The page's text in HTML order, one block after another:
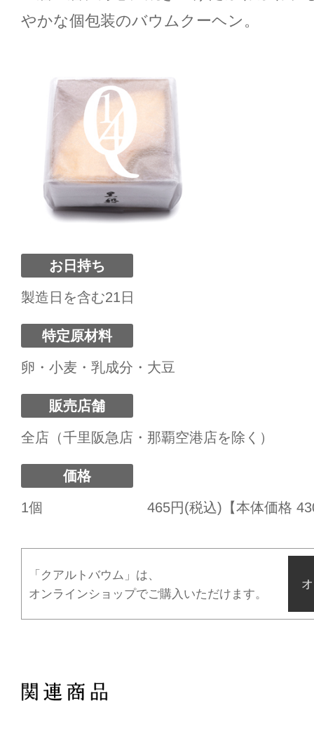
やかな個包装のバウムクーヘン。
お日持ち
製造日を含む21日
特定原材料
卵・小麦・乳成分・大豆
販売店舗
全店（千里阪急店・那覇空港店を除く）
価格
1個 465円(税込)【本体価格
「クアルトバウム」は、
オンラインショップでご購入いただけます。